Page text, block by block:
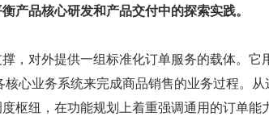
产品核心研发和产品交付中的探索实践。
，对外提供一组标准化订单服务的载体。它
心业务系统来完成商品销售的业务过程。从
枢纽，在功能规划上着重强调通用的订单能